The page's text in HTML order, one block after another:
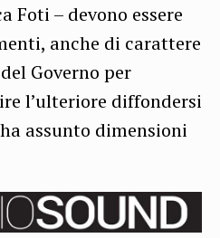
Foti – devono essere
anche di carattere
Governo per
l’ulteriore diffondersi
assunto dimensioni